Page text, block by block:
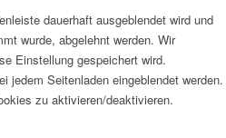
dauerhaft ausgeblendet wird und
wurde, abgelehnt werden. Wir
Einstellung gespeichert wird.
jedem Seitenladen eingeblendet werden.
zu aktivieren/deaktivieren.